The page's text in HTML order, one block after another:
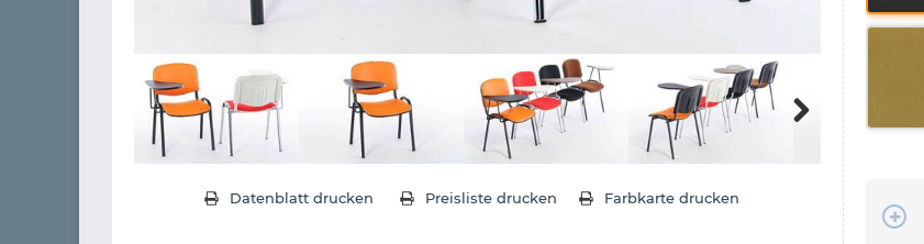
Datenblatt drucken Preisliste drucken Farbkarte drucken